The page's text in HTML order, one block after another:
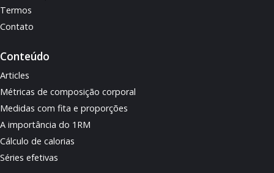
Termos
Contato
Conteúdo
Articles
Métricas de composição corporal
Medidas com fita e proporções
A importância do 1RM
Cálculo de calorias
Séries efetivas